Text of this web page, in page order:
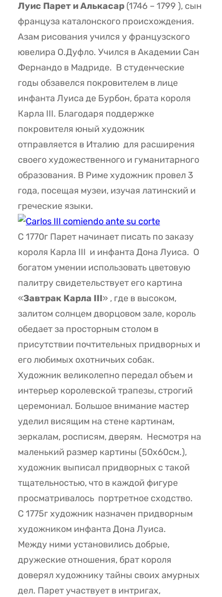
Луис Парет и Алькасар (1746 – 1799 ), сын
француза каталонского происхождения.
Азам рисования учился у французского
ювелира О.Дуфло. Учился в Академии Сан
Фернандо в Мадриде. В студенческие
годы обзавелся покровителем в лице
инфанта Луиса де Бурбон, брата короля
Карла III. Благодаря поддержке
покровителя юный художник
отправляется в Италию для расширения
своего художественного и гуманитарного
образования. В Риме художник провел 3
года, посещая музеи, изучая латинский и
греческие языки.
С 1770г Парет начинает писать по заказу
короля Карла III и инфанта Дона Луиса. О
богатом умении использовать цветовую
палитру свидетельствует его картина
«Завтрак Карла III» , где в высоком,
залитом солнцем дворцовом зале, король
обедает за просторным столом в
присутствии почтительных придворных и
его любимых охотничьих собак.
Художник великолепно передал объем и
интерьер королевской трапезы, строгий
церемониал. Большое внимание мастер
уделил висящим на стене картинам,
зеркалам, росписям, дверям. Несмотря на
маленький размер картины (50х60см.),
художник выписал придворных с такой
тщательностью, что в каждой фигуре
просматривалось портретное сходство.
С 1775г художник назначен придворным
художником инфанта Дона Луиса.
Между ними установились добрые,
дружеские отношения, брат короля
доверял художнику тайны своих амурных
дел. Парет участвует в интригах,